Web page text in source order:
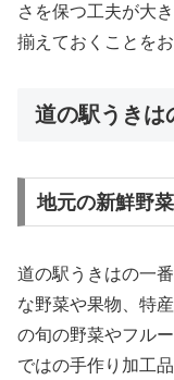
さを保つ工夫が大
揃えておくことを
道の駅うきは
地元の新鮮野
道の駅うきはの一
な野菜や果物、特
の旬の野菜やフル
ではの手作り加工